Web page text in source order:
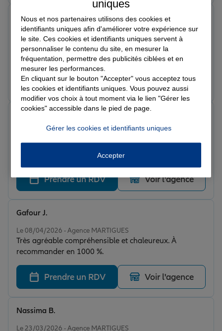
Note de 5 sur 5
Le 29/05/2026 - Agence MARTIGUES
Encore un grand merci Élodie d'avoir accélérer les
démarches de mon sinistre et tout mis en œuvre pour
la réalisation de mes travaux Merci beaucoup pour
votre aide et votre efficacité
vultaggio s.
Prendre un RDV Voir l'agence
Le 10/04/2026 - Agence MARTIGUES
Bonsoir je voulais dire un grand merci à cette
personne qui se nomme Marjorie et exemplaire et d’un
service exceptionnel et très professionnel 👍
Prendre un RDV Voir l'agence
Le 08/04/2026 - Agence MARTIGUES
Très agréable compréhensible et chaleureux. À
recommander en 1000 %.
Gafour J.
Prendre un RDV Voir l'agence
Le 23/03/2026 - Agence MARTIGUES
Nassima B.
uniques
Nous et nos partenaires utilisons des cookies et
identifiants uniques afin d'améliorer votre expérience sur
le site. Ces cookies et identifiants uniques servent à
personnaliser le contenu du site, en mesurer la
fréquentation, permettre des publicités ciblées et en
mesurer les performances.
En cliquant sur le bouton "Accepter" vous acceptez tous
les cookies et identifiants uniques. Vous pouvez aussi
modifier vos choix à tout moment via le lien "Gérer les
cookies" accessible dans le pied de page.
Gérer les cookies et identifiants uniques
Accepter